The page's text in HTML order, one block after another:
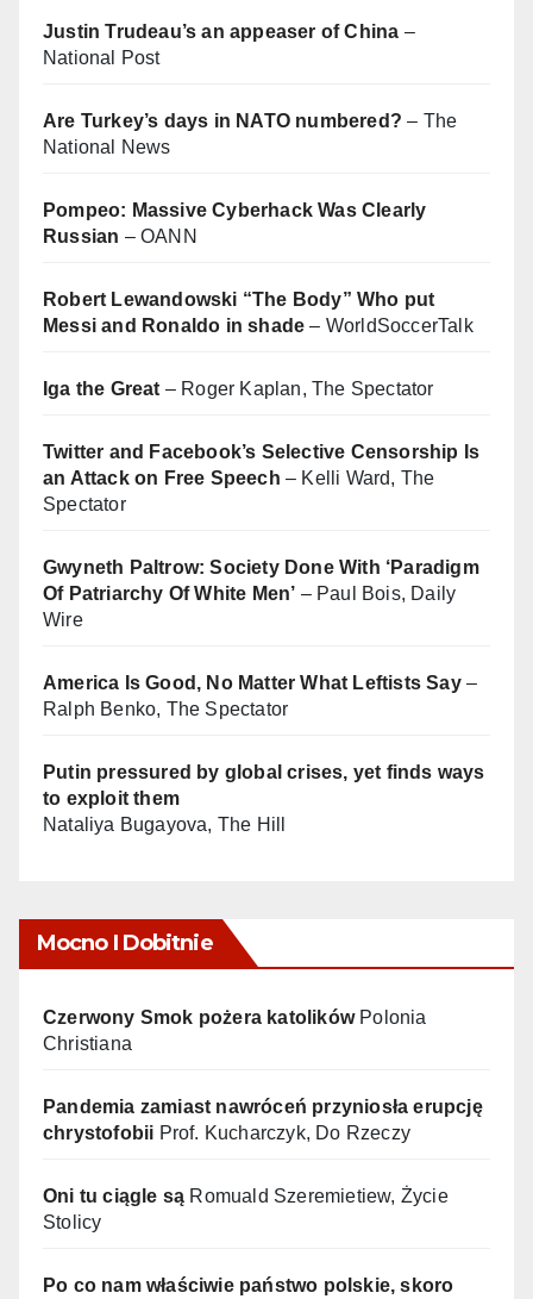
Justin Trudeau’s an appeaser of China –
National Post
Are Turkey’s days in NATO numbered? – The
National News
Pompeo: Massive Cyberhack Was Clearly
Russian – OANN
Robert Lewandowski “The Body” Who put
Messi and Ronaldo in shade – WorldSoccerTalk
Iga the Great – Roger Kaplan, The Spectator
Twitter and Facebook’s Selective Censorship Is
an Attack on Free Speech – Kelli Ward, The
Spectator
Gwyneth Paltrow: Society Done With ‘Paradigm
Of Patriarchy Of White Men’ – Paul Bois, Daily
Wire
America Is Good, No Matter What Leftists Say–
Ralph Benko, The Spectator
Putin pressured by global crises, yet finds ways
to exploit them
Nataliya Bugayova, The Hill
Mocno I Dobitnie
Czerwony Smok pożera katolikówPolonia
Christiana
Pandemia zamiast nawróceń przyniosła erupcję
chrystofobii Prof. Kucharczyk, Do Rzeczy
Oni tu ciągle są Romuald Szeremietiew, Życie
Stolicy
Po co nam właściwie państwo polskie, skoro